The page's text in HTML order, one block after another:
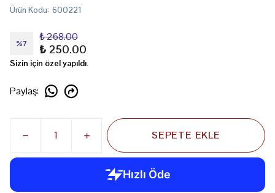
Ürün Kodu: 600221
%7
₺ 268.00
₺ 250.00
Sizin için özel yapıldı.
Paylaş:
SEPETE EKLE